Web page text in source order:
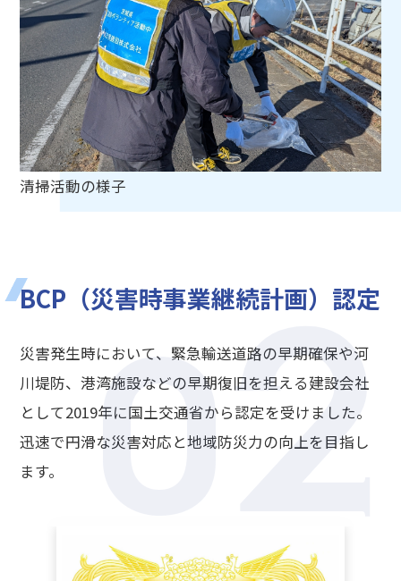
清掃活動の様子
02
BCP（災害時事業継続計画）認定
災害発生時において、緊急輸送道路の早期確保や河
川堤防、港湾施設などの早期復旧を担える建設会社
として2019年に国土交通省から認定を受けました。
迅速で円滑な災害対応と地域防災力の向上を目指し
ます。